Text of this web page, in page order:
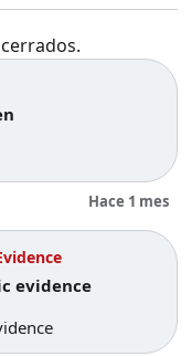
Hace 1 mes
evidence